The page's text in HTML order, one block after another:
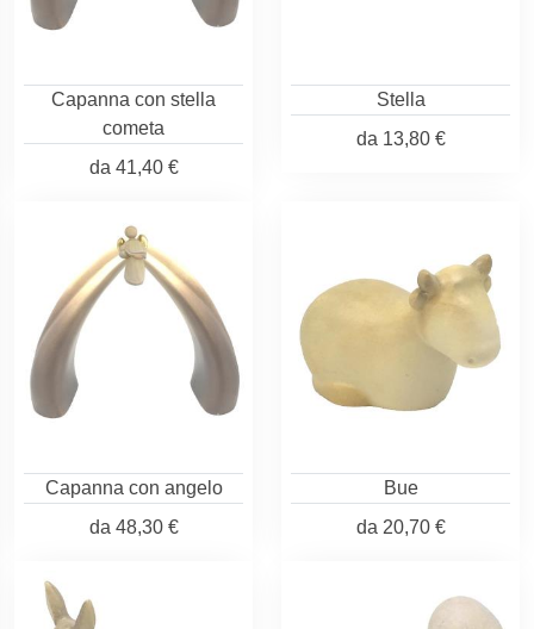
Capanna con stella
cometa
da 41,40 €
Stella
da 13,80 €
Capanna con angelo
da 48,30 €
Bue
da 20,70 €